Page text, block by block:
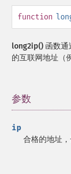
function
long2ip() 函数通
的互联网地址（
参数
ip
合格的地址，